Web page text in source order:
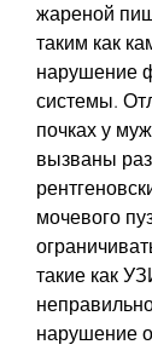
жареной
таким как
нарушение
системы.
почках у
вызваны
мочевого
такие как
нарушение